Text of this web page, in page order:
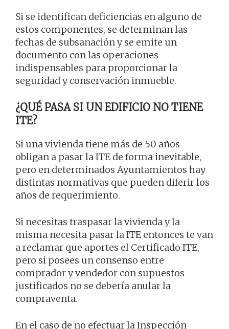
Si se identifican deficiencias en alguno de
estos componentes, se determinan las
fechas de subsanación y se emite un
documento con las operaciones
indispensables para proporcionar la
seguridad y conservación inmueble.
¿QUÉ PASA SI UN EDIFICIO NO TIENE
ITE?
Si una vivienda tiene más de 50 años
obligan a pasar la ITE de forma inevitable,
pero en determinados Ayuntamientos hay
distintas normativas que pueden diferir los
años de requerimiento.
Si necesitas traspasar la vivienda y la
misma necesita pasar la ITE entonces te van
a reclamar que aportes el Certificado ITE,
pero si posees un consenso entre
comprador y vendedor con supuestos
justificados no se debería anular la
compraventa.
En el caso de no efectuar la Inspección